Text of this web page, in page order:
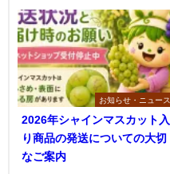
お知らせ・ニュース
2026年シャインマスカット入
り商品の発送についての大切
なご案内